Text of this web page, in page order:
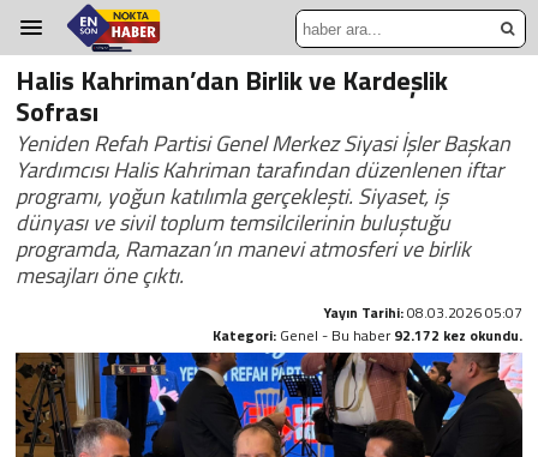
Halis Kahriman’dan Birlik ve Kardeşlik
Sofrası
Yeniden Refah Partisi Genel Merkez Siyasi İşler Başkan
Yardımcısı Halis Kahriman tarafından düzenlenen iftar
programı, yoğun katılımla gerçekleşti. Siyaset, iş
dünyası ve sivil toplum temsilcilerinin buluştuğu
programda, Ramazan’ın manevi atmosferi ve birlik
mesajları öne çıktı.
Yayın Tarihi:08.03.2026 05:07
Kategori: Genel - Bu haber92.172 kez okundu.